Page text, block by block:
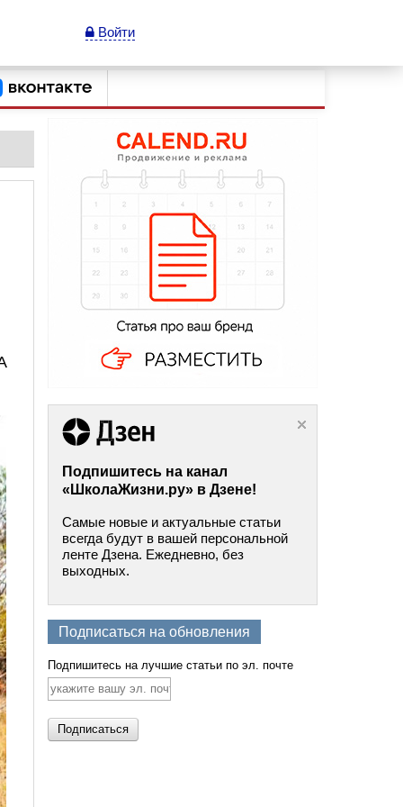
Войти
Подпишитесь на канал
«ШколаЖизни.ру» в Дзене!
Самые новые и актуальные статьи
всегда будут в вашей персональной
ленте Дзена. Ежедневно, без
выходных.
Подписаться на обновления
Подпишитесь на лучшие статьи по эл. почте